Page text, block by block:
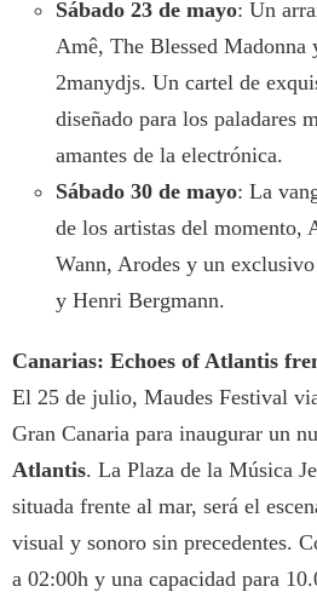
Sábado 23 de mayo: Un
Amê, The Blessed Madonna
2manydjs. Un cartel de
diseñado para los paladares
amantes de la electrónica.
Sábado 30 de mayo: La
de los artistas del momento,
Wann, Arodes y un
y Henri Bergmann.
Canarias: Echoes of Atlantis
El 25 de julio, Maudes Festival
Gran Canaria para inaugurar un
Atlantis. La Plaza de la Música
situada frente al mar, será el
visual y sonoro sin precedentes.
a 02:00h y una capacidad para